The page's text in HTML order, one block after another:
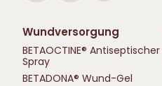
Wundversorgung
BETAOCTINE® Antiseptischer
Spray
BETADONA® Wund-Gel